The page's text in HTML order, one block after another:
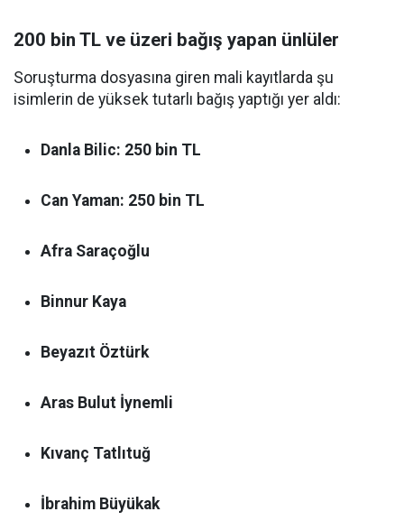
200 bin TL ve üzeri bağış yapan ünlüler
Soruşturma dosyasına giren mali kayıtlarda şu
isimlerin de yüksek tutarlı bağış yaptığı yer aldı:
Danla Bilic: 250 bin TL
Can Yaman: 250 bin TL
Afra Saraçoğlu
Binnur Kaya
Beyazıt Öztürk
Aras Bulut İynemli
Kıvanç Tatlıtuğ
İbrahim Büyükak